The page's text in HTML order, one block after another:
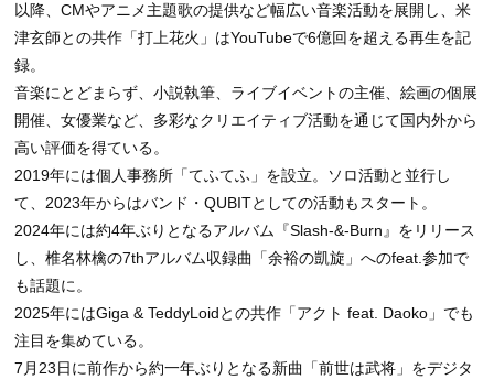
以降、CMやアニメ主題歌の提供など幅広い音楽活動を展開し、米
津玄師との共作「打上花火」はYouTubeで6億回を超える再生を記
録。
音楽にとどまらず、小説執筆、ライブイベントの主催、絵画の個展
開催、女優業など、多彩なクリエイティブ活動を通じて国内外から
高い評価を得ている。
2019年には個人事務所「てふてふ」を設立。ソロ活動と並行し
て、2023年からはバンド・QUBITとしての活動もスタート。
2024年には約4年ぶりとなるアルバム『Slash-&-Burn』をリリース
し、椎名林檎の7thアルバム収録曲「余裕の凱旋」へのfeat.参加で
も話題に。
2025年にはGiga & TeddyLoidとの共作「アクト feat. Daoko」でも
注目を集めている。
7月23日に前作から約一年ぶりとなる新曲「前世は武将」をデジタ